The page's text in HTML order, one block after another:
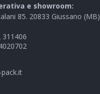
e showroom:
85. 20833 Giussano (MB)
311406